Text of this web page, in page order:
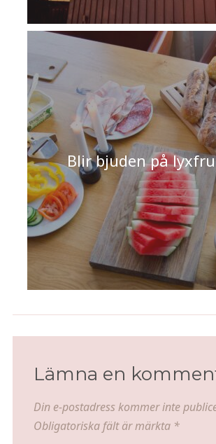
Blir bjuden på
Lämna en
Din e-postadress kommer inte
Obligatoriska fält är märkta *